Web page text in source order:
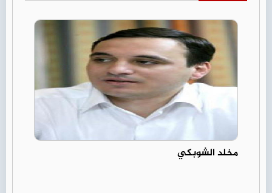
مخلد الشوبكي